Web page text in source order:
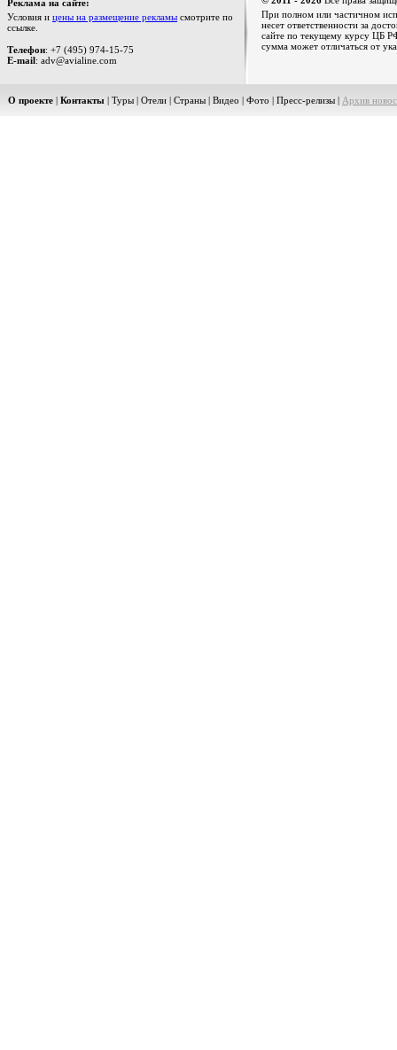
Реклама на сайте:
Условия и цены на размещение рекламы смотрите по
ссылке.
Телефон: +7 (495) 974-15-75
E-mail: adv@avialine.com
При полном или частичном
несет ответственности за
сайте по текущему курсу ЦБ
сумма может отличаться от
О проекте | Контакты | Туры | Отели | Страны | Видео | Фото | Пресс-релизы | Архив